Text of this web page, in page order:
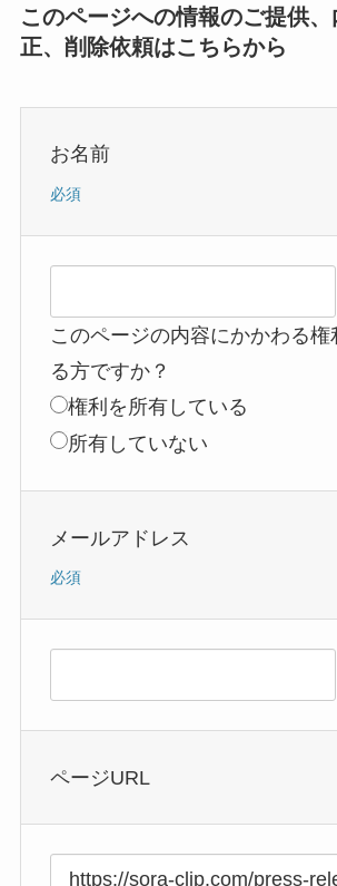
このページへの情報のご提供
正、削除依頼はこちらから
お名前
必須
このページの内容にかかわる権
る方ですか？
権利を所有している
所有していない
メールアドレス
必須
ページURL